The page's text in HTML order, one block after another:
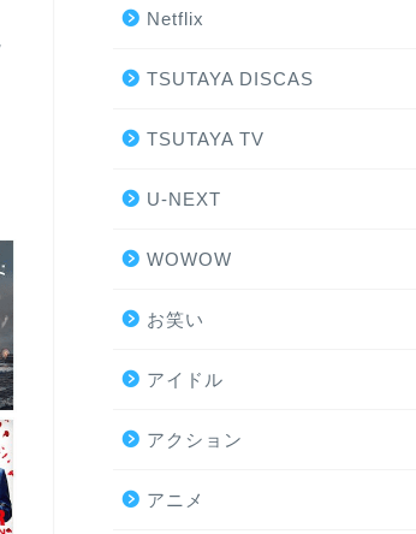
Netflix
TSUTAYA DISCAS
TSUTAYA TV
U-NEXT
WOWOW
お笑い
アイドル
アクション
アニメ